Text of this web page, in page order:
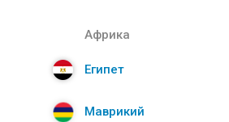
Африка
Египет
Маврикий